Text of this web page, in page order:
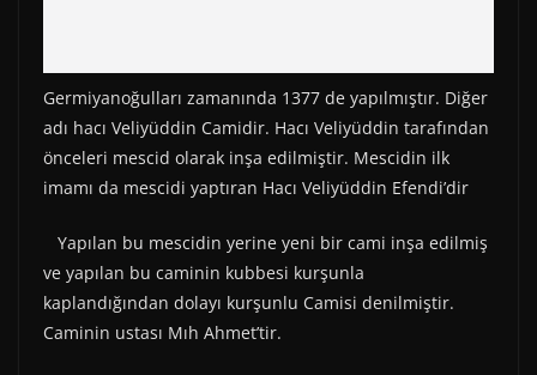
Germiyanoğulları zamanında 1377 de yapılmıştır. Diğer
adı hacı Veliyüddin Camidir. Hacı Veliyüddin tarafından
önceleri mescid olarak inşa edilmiştir. Mescidin ilk
imamı da mescidi yaptıran Hacı Veliyüddin Efendi’dir
Yapılan bu mescidin yerine yeni bir cami inşa edilmiş
ve yapılan bu caminin kubbesi kurşunla
kaplandığından dolayı kurşunlu Camisi denilmiştir.
Caminin ustası Mıh Ahmet’tir.